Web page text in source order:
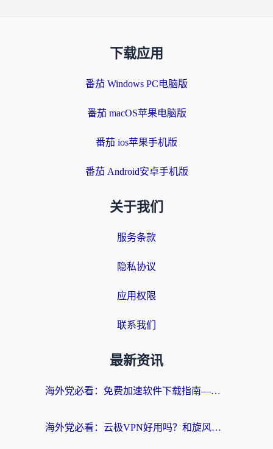
下载应用
番茄 Windows PC电脑版
番茄 macOS苹果电脑版
番茄 ios苹果手机版
番茄 Android安卓手机版
关于我们
服务条款
隐私协议
应用权限
联系我们
最新资讯
海外党必看：免费加速软件下载指南——无缝访问国内资源的正确打开方式
海外党必看：云极VPN好用吗？和旋风VPN对比哪个回国效果更好？附真实体验+选择攻略